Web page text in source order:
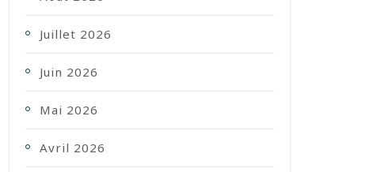
Juillet 2026
Juin 2026
Mai 2026
Avril 2026